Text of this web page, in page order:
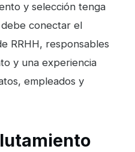
y selección tenga
conectar el
RRHH, responsables
y una experiencia
empleados y